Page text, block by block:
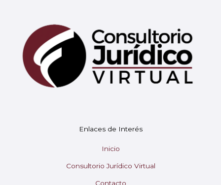
Enlaces de Interés
Inicio
Consultorio Jurídico Virtual
Contacto
Mary
Soy Mary tu asistente virtual.